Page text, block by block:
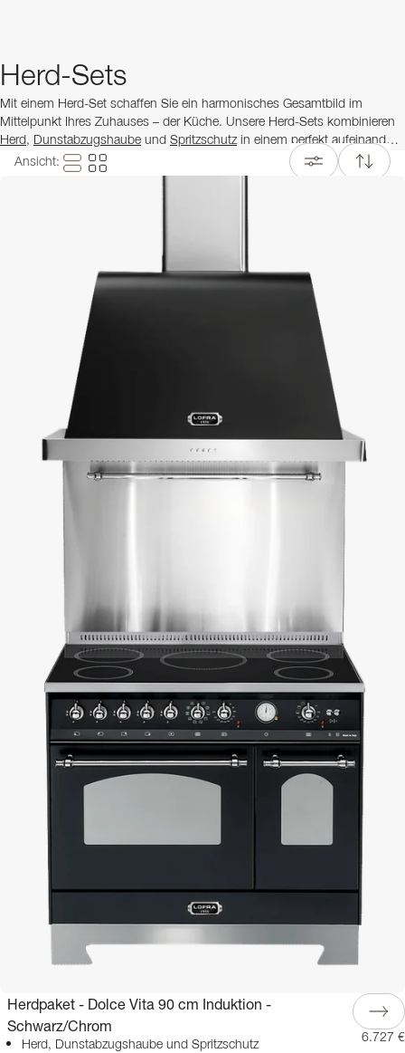
Herd-Sets
Mit einem Herd-Set schaffen Sie ein harmonisches Gesamtbild im
Mittelpunkt Ihres Zuhauses – der Küche. Unsere Herd-Sets kombinieren
Herd, Dunstabzugshaube und Spritzschutzin einem perfekt aufeinander
abgestimmten Design und erleichtern es, eine stilvolle und einheitliche
Küche zu gestalten. Ob klassischer Landhausstil oder moderne Linien –
praktische Lösung, bei der Design und Funktion miteinander kombiniert
werden. Entdecken Sie Herd-Sets mit hochwertigen Materialien,
großzügigen Kochflächen und abgestimmten Details, die Ihre Küche zu
einem natürlichen Mittelpunkt machen.
Haben Sie Fragen oder möchten Sie Ihr eigenes Herd-Set
zusammenstellen? Kontaktieren Sie uns – wir helfen Ihnen gerne dabei,
die passende Lösung für Ihre Küche und Ihre Wünsche zu finden.
Ansicht:
Herdpaket - Dolce Vita 90 cm Induktion -
Schwarz/Chrom
Herd, Dunstabzugshaube und Spritzschutz
6.727 €